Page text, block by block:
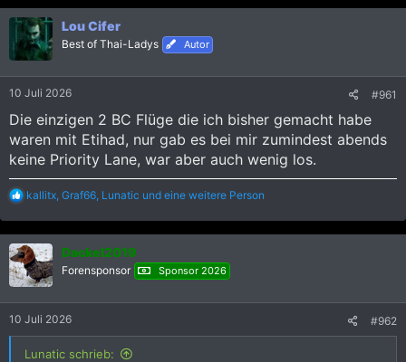
n
e
n
:
Lou Cifer
Best of Thai-Ladys Autor
10 Juli 2026 #961
Die einzigen 2 BC Flüge die ich bisher gemacht habe
waren mit Etihad, nur gab es bei mir zumindest abends
keine Priority Lane, war aber auch wenig los.
R
a
k
t
i
o
n
:
kallitx Graf66 Lunatic und eine weitere Person
Dackel2019
Forensponsor Sponsor 2026
10 Juli 2026 #962
Lunatic schrieb: